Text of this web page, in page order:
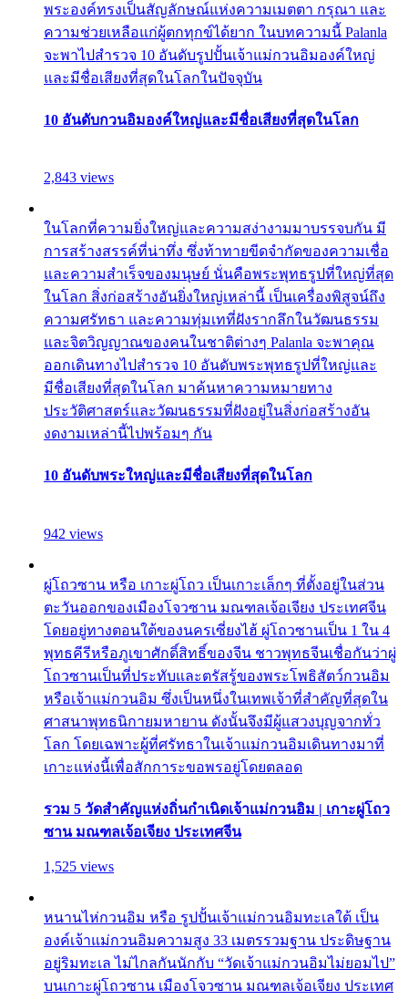
พระองค์ทรงเป็นสัญลักษณ์แห่งความเมตตา กรุณา และ
ความช่วยเหลือแก่ผู้ตกทุกข์ได้ยาก ในบทความนี้ Palanla
จะพาไปสำรวจ 10 อันดับรูปปั้นเจ้าแม่กวนอิมองค์ใหญ่
และมีชื่อเสียงที่สุดในโลกในปัจจุบัน
10 อันดับกวนอิมองค์ใหญ่และมีชื่อเสียงที่สุดในโลก
2,843 views
ในโลกที่ความยิ่งใหญ่และความสง่างามมาบรรจบกัน มี
การสร้างสรรค์ที่น่าทึ่ง ซึ่งท้าทายขีดจำกัดของความเชื่อ
และความสำเร็จของมนุษย์ นั่นคือพระพุทธรูปที่ใหญ่ที่สุด
ในโลก สิ่งก่อสร้างอันยิ่งใหญ่เหล่านี้ เป็นเครื่องพิสูจน์ถึง
ความศรัทธา และความทุ่มเทที่ฝังรากลึกในวัฒนธรรม
และจิตวิญญาณของคนในชาติต่างๆ Palanla จะพาคุณ
ออกเดินทางไปสำรวจ 10 อันดับพระพุทธรูปที่ใหญ่และ
มีชื่อเสียงที่สุดในโลก มาค้นหาความหมายทาง
ประวัติศาสตร์และวัฒนธรรมที่ฝังอยู่ในสิ่งก่อสร้างอัน
งดงามเหล่านี้ไปพร้อมๆ กัน
10 อันดับพระใหญ่และมีชื่อเสียงที่สุดในโลก
942 views
ผู่โถวซาน หรือ เกาะผู่โถว เป็นเกาะเล็กๆ ที่ตั้งอยู่ในส่วน
ตะวันออกของเมืองโจวซาน มณฑลเจ้อเจียง ประเทศจีน
โดยอยู่ทางตอนใต้ของนครเซี่ยงไฮ้ ผู่โถวซานเป็น 1 ใน 4
พุทธคีรีหรือภูเขาศักดิ์สิทธิ์ของจีน ชาวพุทธจีนเชื่อกันว่าผู่
โถวซานเป็นที่ประทับและตรัสรู้ของพระโพธิสัตว์กวนอิม
หรือเจ้าแม่กวนอิม ซึ่งเป็นหนึ่งในเทพเจ้าที่สำคัญที่สุดใน
ศาสนาพุทธนิกายมหายาน ดังนั้นจึงมีผู้แสวงบุญจากทั่ว
โลก โดยเฉพาะผู้ที่ศรัทธาในเจ้าแม่กวนอิมเดินทางมาที่
เกาะแห่งนี้เพื่อสักการะขอพรอยู่โดยตลอด
รวม 5 วัดสำคัญแห่งถิ่นกำเนิดเจ้าแม่กวนอิม | เกาะผู่โถว
ซาน มณฑลเจ้อเจียง ประเทศจีน
1,525 views
หนานไห่กวนอิม หรือ รูปปั้นเจ้าแม่กวนอิมทะเลใต้ เป็น
องค์เจ้าแม่กวนอิมความสูง 33 เมตรรวมฐาน ประดิษฐาน
อยู่ริมทะเล ไม่ไกลกันนักกับ “วัดเจ้าแม่กวนอิมไม่ยอมไป”
บนเกาะผู่โถวซาน เมืองโจวซาน มณฑลเจ้อเจียง ประเทศ